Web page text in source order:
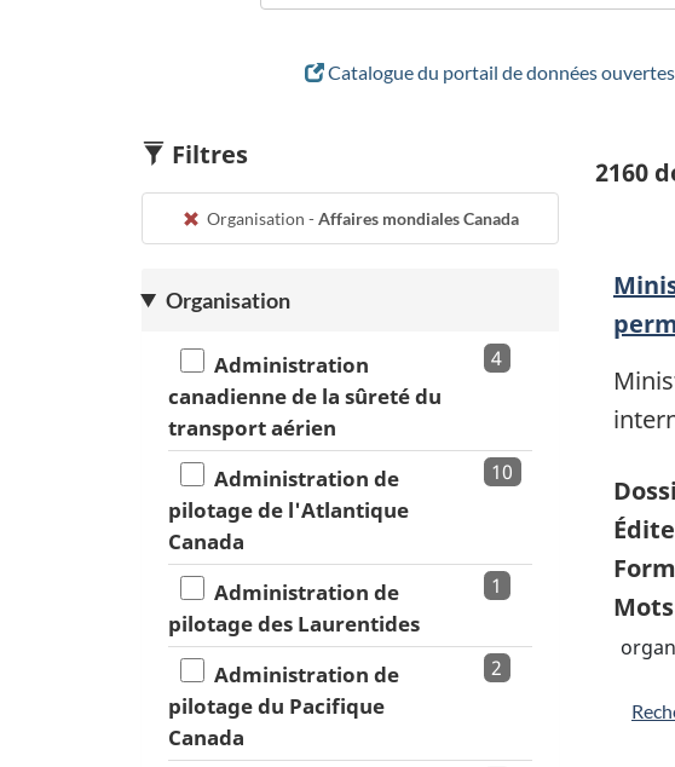
Catalogue du portail de données ouvertes
2160
Filtres
Organisation -Affaires mondiales Canada
Organisation
Administration
canadienne de la sûreté du
transport aérien
4
Administration de
pilotage de l'Atlantique
Canada
10
Administration de
pilotage des Laurentides
1
Administration de
pilotage du Pacifique
Canada
2